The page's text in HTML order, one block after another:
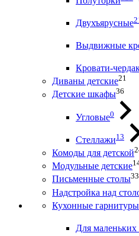
Двухъярусные
Выдвижные
Кровати-
Диваны детские21
Детские шкафы36
Угловые0
Стеллажи13
Комоды для детской
Модульные детские
Письменные столы33
Надстройка над
Кухонные гарнитуры
Для маленьких